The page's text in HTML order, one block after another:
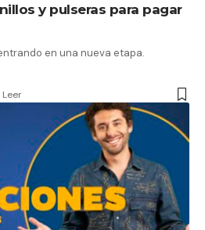
y pulseras para pagar
en una nueva etapa.
Leer